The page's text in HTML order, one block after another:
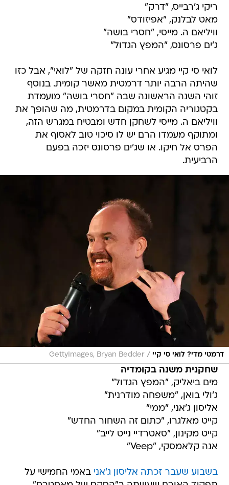
ריקי ג'רבייס, "דרק"
מאט לבלנק, "אפיזודס"
וויליאם ה. מייסי, "חסרי בושה"
ג'ים פרסונס, "המפץ הגדול"
לואי סי קיי מגיע אחרי עונה חזקה של "לואי", אבל כזו
שהיתה הרבה יותר דרמטית מאשר קומית. בנוסף
זוהי השנה הראשונה שבה "חסרי בושה" מועמדת
בקטגוריה הקומית במקום בדרמטית, מה שהופך את
וויליאם ה. מייסי לשחקן חדש ומבטיח במגרש הזה,
ומתוקף מעמדו הרם יש לו סיכוי טוב לאסוף את
הפרס אל חיקו. או שג'ים פרסונס יזכה בפעם
הרביעית.
דרמטי מדי? לואי סי קיי /
GettyImages, Bryan Bedder
שחקנית משנה בקומדיה
מים ביאליק, "המפץ הגדול"
ג'ולי בואן, "משפחה מודרנית"
אליסון ג'אני, "ממי"
קייט מאלגרו, "כתום זה השחור החדש"
קייט מקינון, "סאטרדיי נייט לייב"
אנה קלאמסקי, "Veep"
בשבוע שעבר זכתה אליסון ג'אני באמי החמישי על